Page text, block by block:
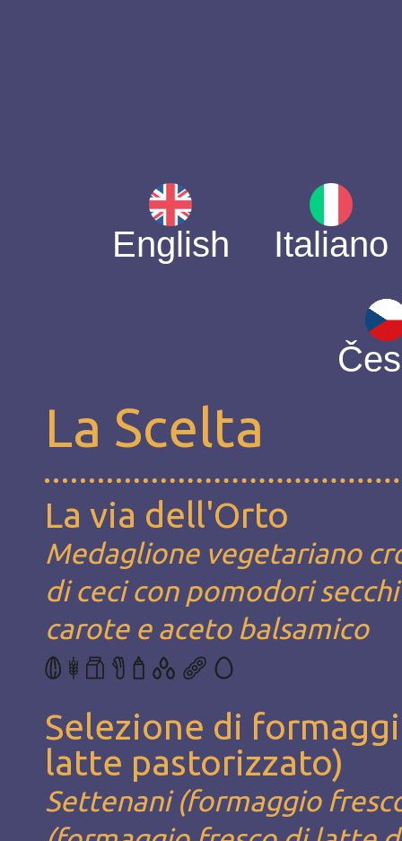
English Italiano
La Scelta
La via dell'Orto
Medaglione vegetariano
di ceci con pomodori
carote e aceto balsamico
Selezione di
latte pastorizzato)
Settenani (formaggio